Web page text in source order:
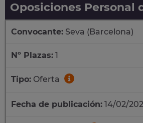
Oposiciones Personal
Convocante: Seva (Barcelona)
Nº Plazas: 1
Tipo: Oferta
Fecha de publicación: 14/02/